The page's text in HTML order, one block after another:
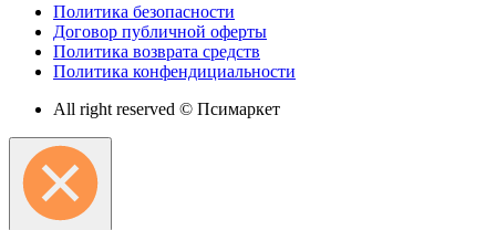
Политика безопасности
Договор публичной оферты
Политика возврата средств
Политика конфендициальности
All right reserved © Псимаркет